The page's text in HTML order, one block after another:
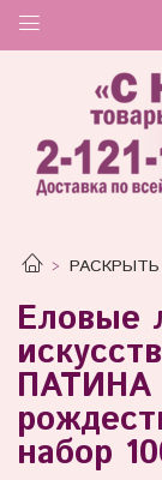
Еловые
ПАТИНА
набор